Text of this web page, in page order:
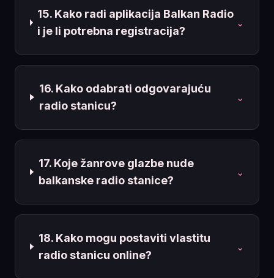
15. Kako radi aplikacija Balkan Radio
i je li potrebna registracija?
⌄
16. Kako odabrati odgovarajuću
radio stanicu?
⌄
17. Koje žanrove glazbe nude
balkanske radio stanice?
⌄
18. Kako mogu postaviti vlastitu
radio stanicu online?
⌄